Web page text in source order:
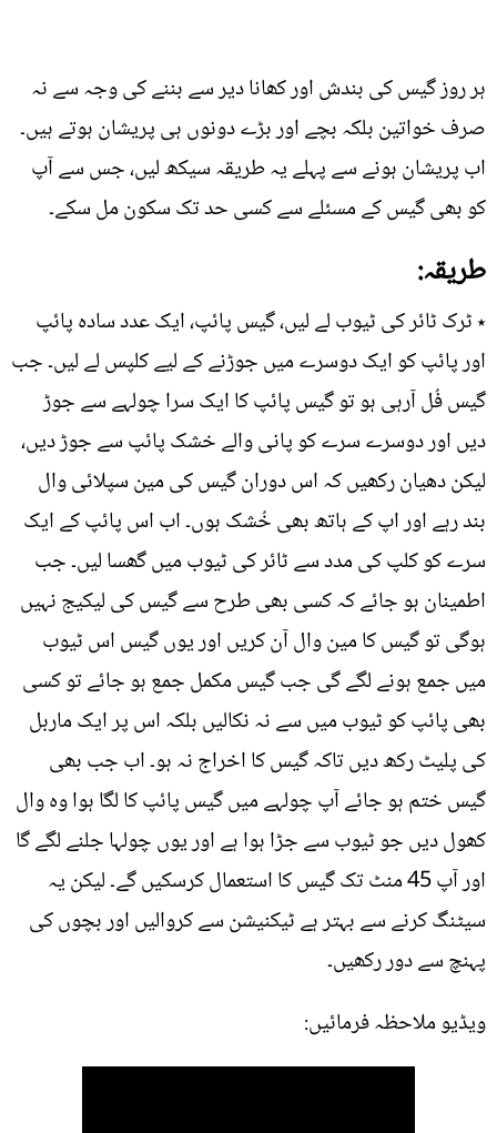
ہر روز گیس کی بندش اور کھانا دیر سے بننے کی وجہ سے نہ
صرف خواتین بلکہ بچے اور بڑے دونوں ہی پریشان ہوتے ہیں۔
اب پریشان ہونے سے پہلے یہ طریقہ سیکھ لیں، جس سے آپ
کو بھی گیس کے مسئلے سے کسی حد تک سکون مل سکے۔
طریقہ:
٭ ٹرک ٹائر کی ٹیوب لے لیں، گیس پائپ، ایک عدد سادہ پائپ
اور پائپ کو ایک دوسرے میں جوڑنے کے لیے کلپس لے لیں۔ جب
گیس فُل آرہی ہو تو گیس پائپ کا ایک سرا چولہے سے جوڑ
دیں اور دوسرے سرے کو پانی والے خشک پائپ سے جوڑ دیں،
لیکن دھیان رکھیں کہ اس دوران گیس کی مین سپلائی وال
بند رہے اور اپ کے ہاتھ بھی خُشک ہوں۔ اب اس پائپ کے ایک
سرے کو کلپ کی مدد سے ٹائر کی ٹیوب میں گھسا لیں۔ جب
اطمینان ہو جائے کہ کسی بھی طرح سے گیس کی لیکیج نہیں
ہوگی تو گیس کا مین وال آن کریں اور یوں گیس اس ٹیوب
میں جمع ہونے لگے گی جب گیس مکمل جمع ہو جائے تو کسی
بھی پائپ کو ٹیوب میں سے نہ نکالیں بلکہ اس پر ایک ماربل
کی پلیٹ رکھ دیں تاکہ گیس کا اخراج نہ ہو۔ اب جب بھی
گیس ختم ہو جائے آپ چولہے میں گیس پائپ کا لگا ہوا وہ وال
کھول دیں جو ٹیوب سے جڑا ہوا ہے اور یوں چولہا جلنے لگے گا
اور آپ 45 منٹ تک گیس کا استعمال کرسکیں گے۔ لیکن یہ
سیٹنگ کرنے سے بہتر ہے ٹیکنیشن سے کروالیں اور بچوں کی
پہنچ سے دور رکھیں۔
ویڈیو ملاحظہ فرمائیں: